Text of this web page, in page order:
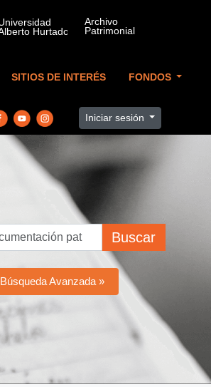
SITIOS DE INTERÉS FONDOS
Iniciar sesión
Buscar
Búsqueda Avanzada »